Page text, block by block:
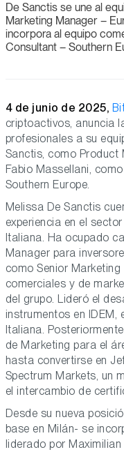
De Sanctis se une al
Marketing Manager –
incorpora al equipo
Consultant – Southern
4 de junio de 2025,
criptoactivos, anuncia
profesionales a su
Sanctis, como Product
Fabio Massellani,
Southern Europe.
Melissa De Sanctis
experiencia en el
Italiana. Ha ocupado
Manager para
como Senior
comerciales y de
del grupo. Lideró el
instrumentos en IDEM,
Italiana.
de Marketing para el
hasta convertirse en
Spectrum Markets, un
el intercambio de
Desde su nueva
base en Milán- se
liderado por